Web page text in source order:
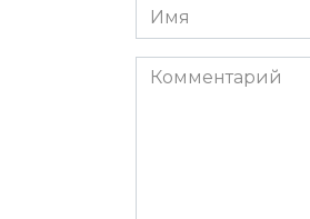
Имя
*
Комментарий